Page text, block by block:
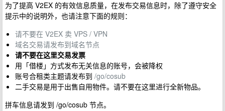
为了提高 V2EX 的有效信息质量，在发布交易信息时，除了遵守安全
提示中的说明外，也请注意下面的规则：
请不要在 V2EX 卖 VPS / VPN
域名交易请发布到域名节点
请不要在这里交易发票
用「借楼」方式发布无关信息的账号，会被降权
账号合租类主题请发布到 /go/cosub
二手交易是用于出售自用物件。请不要在这里进行全新物品。
拼车信息请发到 /go/cosub 节点。